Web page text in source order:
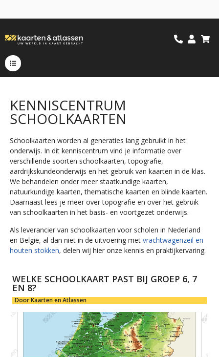
KENNISCENTRUM
SCHOOLKAARTEN
Schoolkaarten worden al generaties lang gebruikt in het
onderwijs. In dit kenniscentrum vind je informatie over
verschillende soorten schoolkaarten, topografie,
aardrijkskundeonderwijs en het gebruik van kaarten in de klas.
We behandelen onder meer staatkundige kaarten,
natuurkundige kaarten, thematische kaarten en blinde kaarten.
Daarnaast lees je meer over topografie en over het gebruik
van schoolkaarten in het basis- en voortgezet onderwijs.
Als leverancier van schoolkaarten voor scholen in Nederland
en België, al dan niet in de uitvoering met vrachtwagenzeil en
houten stokken, delen wij hier onze kennis en praktijkervaring.
WELKE SCHOOLKAART PAST BIJ GROEP 6, 7
EN 8?
Door Kaarten en Atlassen